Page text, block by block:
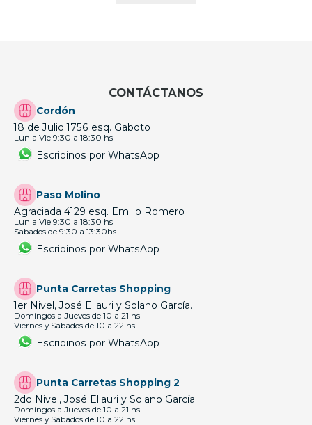
CONTÁCTANOS
Cordón
18 de Julio 1756 esq. Gaboto
Lun a Vie 9:30 a 18:30 hs
Escribinos por WhatsApp
Paso Molino
Agraciada 4129 esq. Emilio Romero
Lun a Vie 9:30 a 18:30 hs
Sabados de 9:30 a 13:30hs
Escribinos por WhatsApp
Punta Carretas Shopping
1er Nivel, José Ellauri y Solano García.
Domingos a Jueves de 10 a 21 hs
Viernes y Sábados de 10 a 22 hs
Escribinos por WhatsApp
Punta Carretas Shopping 2
2do Nivel, José Ellauri y Solano García.
Domingos a Jueves de 10 a 21 hs
Viernes y Sábados de 10 a 22 hs